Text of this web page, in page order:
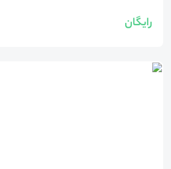
رایگان